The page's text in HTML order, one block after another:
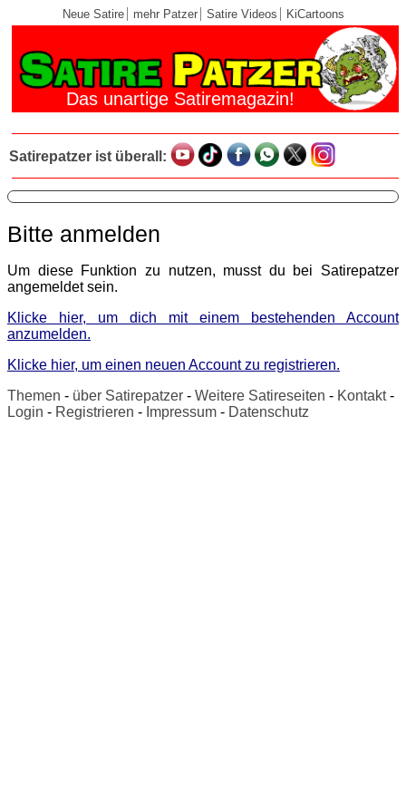
Neue Satire mehr Patzer Satire Videos KiCartoons
Das unartige Satiremagazin!
Satirepatzer ist überall:
Bitte anmelden
Um diese Funktion zu nutzen, musst du bei Satirepatzer
angemeldet sein.
Klicke hier, um dich mit einem bestehenden Account
anzumelden.
Klicke hier, um einen neuen Account zu registrieren.
Themen - über Satirepatzer - Weitere Satireseiten - Kontakt-
Login - Registrieren - Impressum - Datenschutz